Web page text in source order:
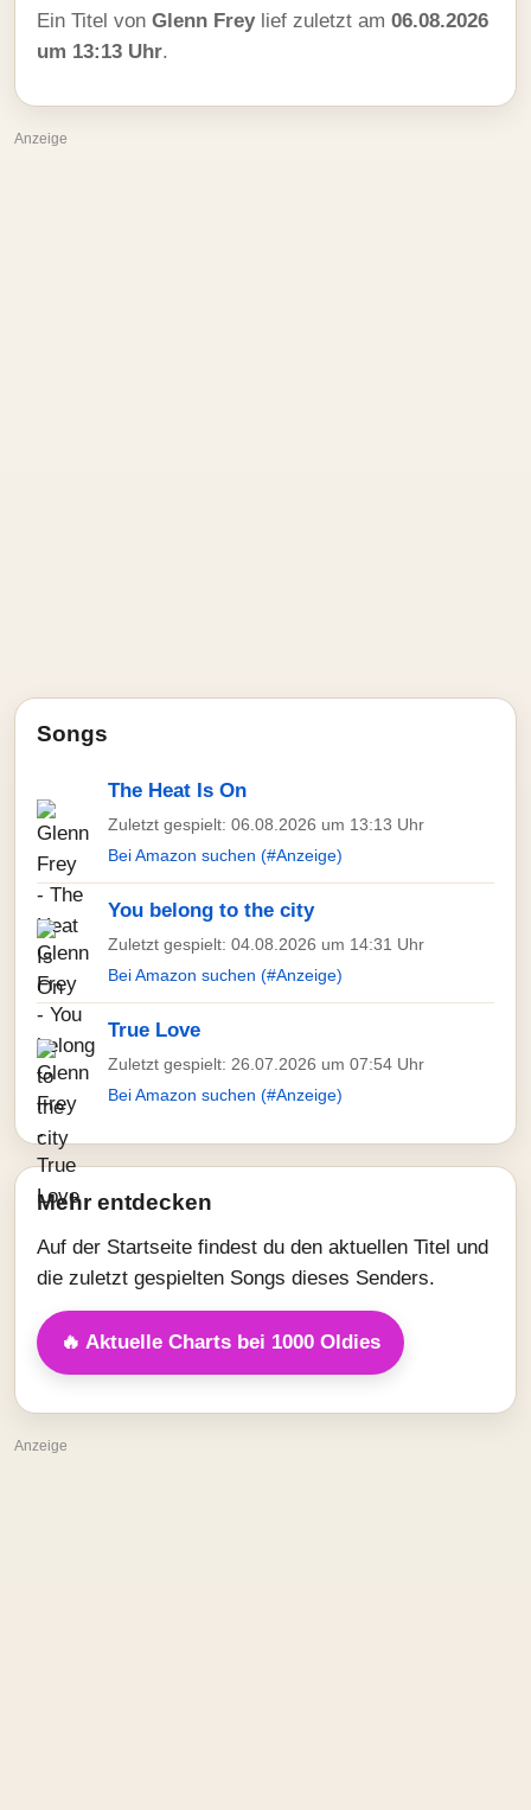
Ein Titel von Glenn Freylief zuletzt am 06.08.2026
um 13:13 Uhr.
Anzeige
Songs
The Heat Is On
Zuletzt gespielt: 06.08.2026 um 13:13 Uhr
Bei Amazon suchen (#Anzeige)
You belong to the city
Zuletzt gespielt: 04.08.2026 um 14:31 Uhr
Bei Amazon suchen (#Anzeige)
True Love
Zuletzt gespielt: 26.07.2026 um 07:54 Uhr
Bei Amazon suchen (#Anzeige)
Mehr entdecken
Auf der Startseite findest du den aktuellen Titel und
die zuletzt gespielten Songs dieses Senders.
🔥 Aktuelle Charts bei 1000 Oldies
Anzeige